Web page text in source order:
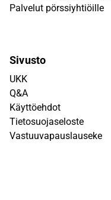
Palvelut pörssiyhtiöille
Sivusto
UKK
Q&A
Käyttöehdot
Tietosuojaseloste
Vastuuvapauslauseke